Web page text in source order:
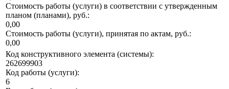
Стоимость работы (услуги) в соответствии с утвержденным
планом (планами), руб.:
0,00
Стоимость работы (услуги), принятая по актам, руб.:
0,00
Код конструктивного элемента (системы):
262699903
Код работы (услуги):
6